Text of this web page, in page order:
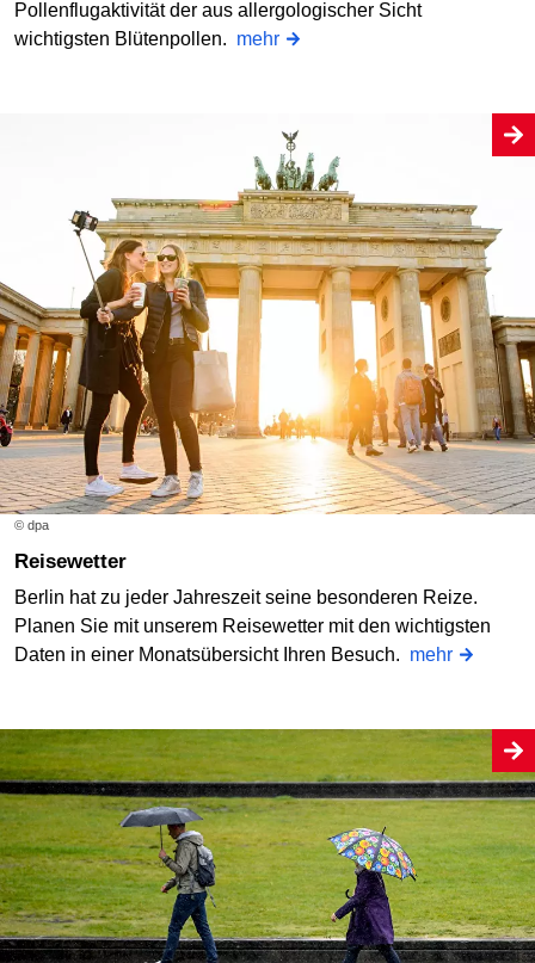
Pollenflugaktivität der aus allergologischer Sicht
wichtigsten Blütenpollen. mehr
© dpa
Reisewetter
Berlin hat zu jeder Jahreszeit seine besonderen Reize.
Planen Sie mit unserem Reisewetter mit den wichtigsten
Daten in einer Monatsübersicht Ihren Besuch. mehr